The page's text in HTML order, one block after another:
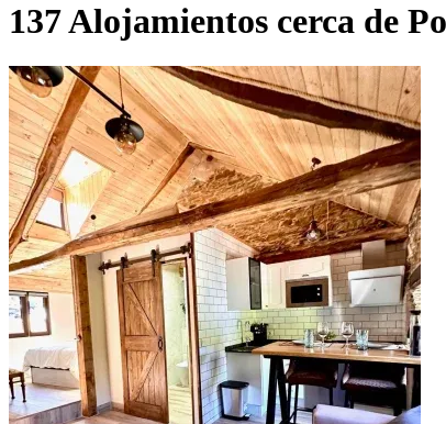
137 Alojamientos cerca de